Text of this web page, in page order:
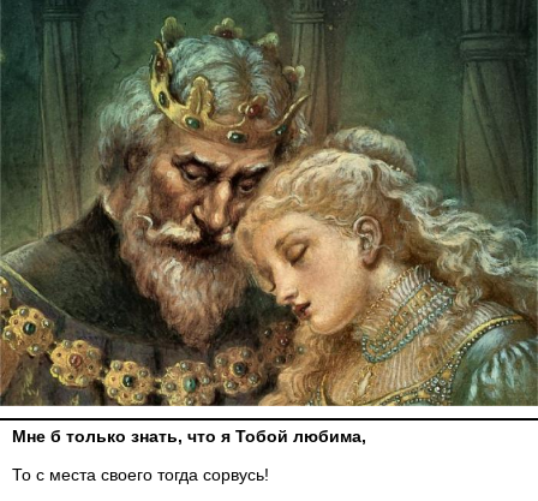
Мне б только знать, что я Тобой любима,
То с места своего тогда сорвусь!